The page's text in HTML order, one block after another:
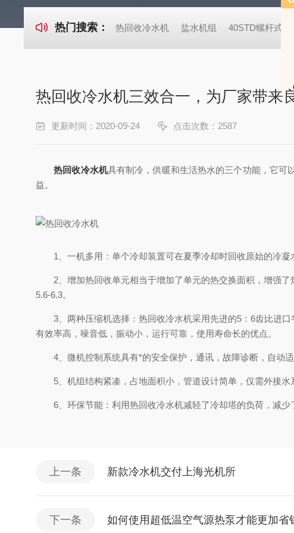
热门搜索： 热回收冷水机 盐水机组 40STD螺杆式
热回收冷水机三效合一，为厂家带来
更新时间：2020-09-24 点击次数：2587
热回收冷水机具有制冷，供暖和生活热水的三个功能，它可
益。
1、一机多用：单个冷却装置可在夏季冷却时回收原始的冷凝
2、增加热回收单元相当于增加了单元的热交换面积，增强了
5.6-6.3。
3、两种压缩机选择：热回收冷水机采用先进的5：6齿比进口
有效率高，噪音低，振动小，运行可靠，使用寿命长的优点。
4、微机控制系统具有*的安全保护，通讯，故障诊断，自动适
5、机组结构紧凑，占地面积小，管道设计简单，仅需外接水
6、环保节能：利用热回收冷水机减轻了冷却塔的负荷，减少
上一条 新款冷水机交付上海光机所
下一条 如何使用超低温空气源热泵才能更加省